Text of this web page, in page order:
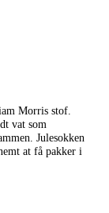
Morris stof.
vat som
Julesokken
at få pakker i